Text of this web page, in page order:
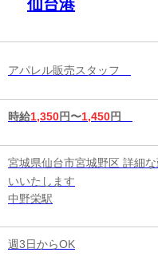
仙台港
アパレル販売スタッフ
時給1,350円〜1,450円
宮城県仙台市宮城野区 詳細
いいたします
中野栄駅
週3日からOK